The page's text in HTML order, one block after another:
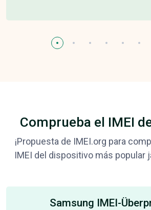
Comprueba el IMEI
¡Propuesta de IMEI.org para
IMEI del dispositivo más popular
Samsung IMEI-